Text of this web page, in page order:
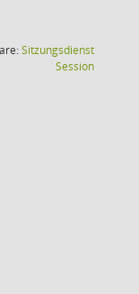
Sitzungsdienst
Session(Wird in